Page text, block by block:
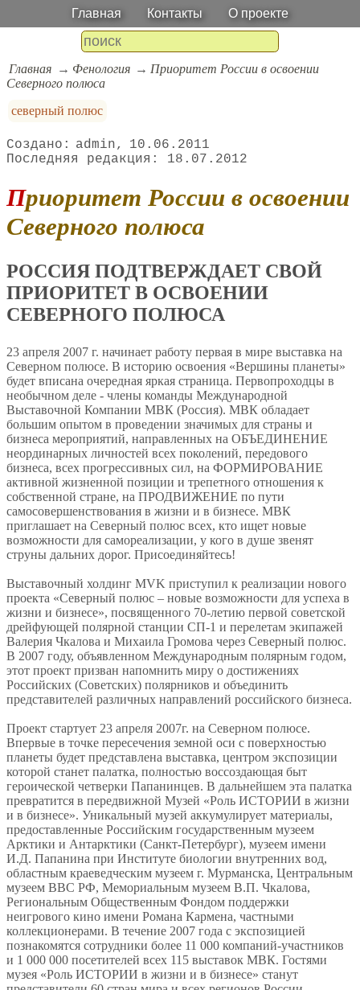
Главная Контакты О проекте
Главная Фенология
Приоритет России в освоении
Северного полюса
северный полюс
admin
10.06.2011
18.07.2012
Приоритет России в освоении
Северного полюса
РОССИЯ ПОДТВЕРЖДАЕТ СВОЙ
ПРИОРИТЕТ В ОСВОЕНИИ
СЕВЕРНОГО ПОЛЮСА
23 апреля 2007 г. начинает работу первая в мире выставка на
Северном полюсе. В историю освоения «Вершины планеты»
будет вписана очередная яркая страница. Первопроходцы в
необычном деле - члены команды Международной
Выставочной Компании МВК (Россия). МВК обладает
большим опытом в проведении значимых для страны и
бизнеса мероприятий, направленных на ОБЪЕДИНЕНИЕ
неординарных личностей всех поколений, передового
бизнеса, всех прогрессивных сил, на ФОРМИРОВАНИЕ
активной жизненной позиции и трепетного отношения к
собственной стране, на ПРОДВИЖЕНИЕ по пути
самосовершенствования в жизни и в бизнесе. МВК
приглашает на Северный полюс всех, кто ищет новые
возможности для самореализации, у кого в душе звенят
струны дальних дорог. Присоединяйтесь!
Выставочный холдинг MVK приступил к реализации нового
проекта «Северный полюс – новые возможности для успеха в
жизни и бизнесе», посвященного 70-летию первой советской
дрейфующей полярной станции СП-1 и перелетам экипажей
Валерия Чкалова и Михаила Громова через Северный полюс.
В 2007 году, объявленном Международным полярным годом,
этот проект призван напомнить миру о достижениях
Российских (Советских) полярников и объединить
представителей различных направлений российского бизнеса.
Проект стартует 23 апреля 2007г. на Северном полюсе.
Впервые в точке пересечения земной оси с поверхностью
планеты будет представлена выставка, центром экспозиции
которой станет палатка, полностью воссоздающая быт
героической четверки Папанинцев. В дальнейшем эта палатка
превратится в передвижной Музей «Роль ИСТОРИИ в жизни
и в бизнесе». Уникальный музей аккумулирует материалы,
предоставленные Российским государственным музеем
Арктики и Антарктики (Санкт-Петербург), музеем имени
И.Д. Папанина при Институте биологии внутренних вод,
областным краеведческим музеем г. Мурманска, Центральным
музеем ВВС РФ, Мемориальным музеем В.П. Чкалова,
Региональным Общественным Фондом поддержки
неигрового кино имени Романа Кармена, частными
коллекционерами. В течение 2007 года с экспозицией
познакомятся сотрудники более 11 000 компаний-участников
и 1 000 000 посетителей всех 115 выставок МВК. Гостями
музея «Роль ИСТОРИИ в жизни и в бизнесе» станут